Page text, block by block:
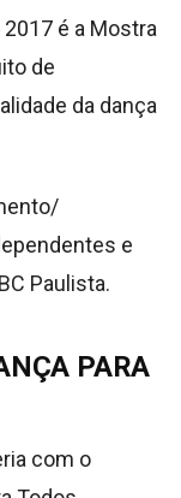
é a Mostra
de
da dança
e
Paulista.
PARA
com o